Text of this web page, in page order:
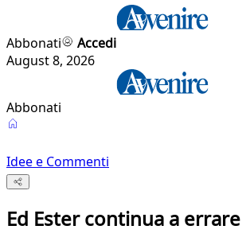
Abbonati
Accedi
August 8, 2026
Abbonati
Idee e Commenti
Ed Ester continua a errare